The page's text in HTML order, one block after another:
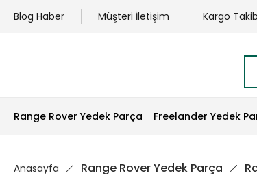
Blog Haber Müşteri İletişim Kargo
Range Rover Yedek Parça Freelander Yedek
Anasayfa Range Rover Yedek Parça